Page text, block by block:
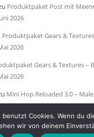
Produktpaket Post mit
2026
Produktpaket Gears &
2026
Gears & Textures –
2026
Mini Hop Reloaded 3.0 –
benutzt Cookies. Wenn du
wir von deinem